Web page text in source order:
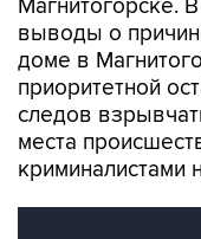
Магнитогорске.
выводы о
доме в
приоритетной
следов
места
криминалистами